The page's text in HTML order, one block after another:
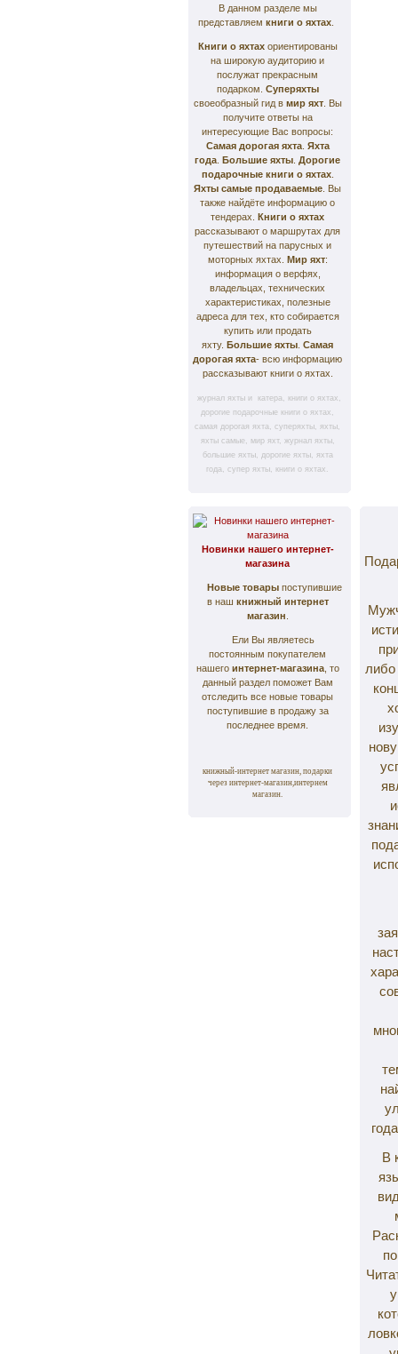
В данном разделе мы
представляем книги о яхтах
Книги о яхтахориентированы
на широкую аудиторию и
послужат прекрасным
подарком. Суперяхты
своеобразный гид в мир яхт. Вы
получите ответы на
интересующие Вас вопросы:
Самая дорогая яхта. Яхта
года
Большие яхты Дорогие
подарочные книги о яхтах.
Яхты самые продаваемые . Вы
также найдёте информацию о
тендерах.
Книги о яхтах
рассказывают о маршрутах для
путешествий на парусных и
моторных яхтах.
Мир яхт:
информация о верфях,
владельцах, технических
характеристиках, полезные
адреса для тех, кто собирается
купить или продать
яхту. Большие яхты Самая
дорогая яхта- всю информацию
рассказывают книги о яхтах.
журнал яхты и катера, книги о яхтах,
дорогие подарочные книги о яхтах,
самая дорогая яхта, суперяхты, яхты,
яхты самые, мир яхт, журнал яхты,
большие яхты, дорогие яхты, яхта
года, супер яхты, книги о яхтах.
Новинки нашего интернет-
магазина
Новые товарыпоступившие
в наш книжный интернет
магазин
Ели Вы являетесь
постоянным покупателем
нашего интернет-магазина, то
данный раздел поможет Вам
отследить все новые товары
поступившие в продажу за
последнее время.
книжный-интернет магазин, подарки
через интернет-магазин,интернем
магазин.
либо
В